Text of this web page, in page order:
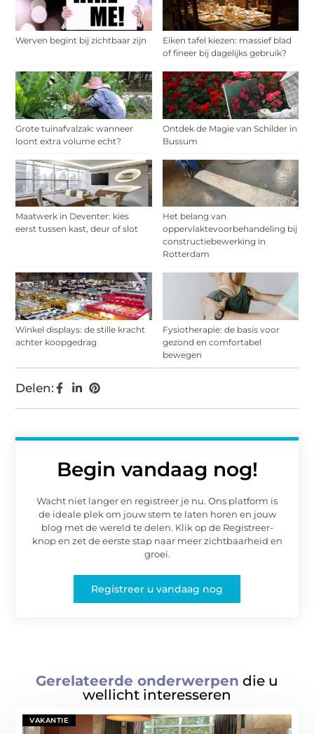
Werven begint bij zichtbaar zijn
Eiken tafel kiezen: massief blad
of fineer bij dagelijks gebruik?
Grote tuinafvalzak: wanneer
loont extra volume echt?
Ontdek de Magie van Schilder in
Bussum
Maatwerk in Deventer: kies
eerst tussen kast, deur of slot
Het belang van
oppervlaktevoorbehandeling bij
constructiebewerking in
Rotterdam
Winkel displays: de stille kracht
achter koopgedrag
Fysiotherapie: de basis voor
gezond en comfortabel
bewegen
Begin vandaag nog!
Wacht niet langer en registreer je nu. Ons platform is
de ideale plek om jouw stem te laten horen en jouw
blog met de wereld te delen. Klik op de Registreer-
knop en zet de eerste stap naar meer zichtbaarheid en
groei.
Registreer u vandaag nog
Delen:
Gerelateerde onderwerpen die u
wellicht interesseren
VAKANTIE